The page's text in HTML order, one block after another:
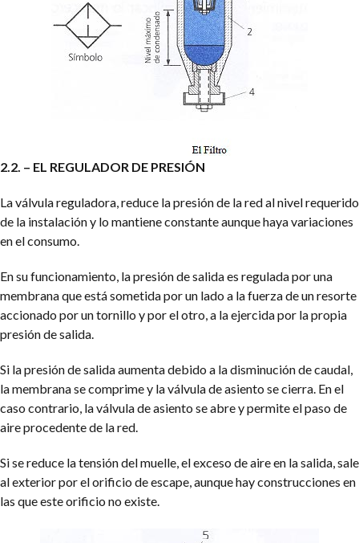
2.2. – EL REGULADOR DE PRESIÓN
La válvula reguladora, reduce la presión de la red al nivel requerido
de la instalación y lo mantiene constante aunque haya variaciones
en el consumo.
En su funcionamiento, la presión de salida es regulada por una
membrana que está sometida por un lado a la fuerza de un resorte
accionado por un tornillo y por el otro, a la ejercida por la propia
presión de salida.
Si la presión de salida aumenta debido a la disminución de caudal,
la membrana se comprime y la válvula de asiento se cierra. En el
caso contrario, la válvula de asiento se abre y permite el paso de
aire procedente de la red.
Si se reduce la tensión del muelle, el exceso de aire en la salida, sale
al exterior por el orificio de escape, aunque hay construcciones en
las que este orificio no existe.